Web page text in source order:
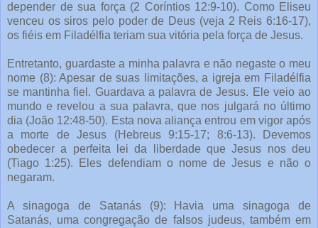
depender de sua força (2 Coríntios 12:9-10). Como Eliseu
venceu os siros pelo poder de Deus (veja 2 Reis 6:16-17),
os fiéis em Filadélfia teriam sua vitória pela força de Jesus.
Entretanto, guardaste a minha palavra e não negaste o meu
nome (8): Apesar de suas limitações, a igreja em Filadélfia
se mantinha fiel. Guardava a palavra de Jesus. Ele veio ao
mundo e revelou a sua palavra, que nos julgará no último
dia (João 12:48-50). Esta nova aliança entrou em vigor após
a morte de Jesus (Hebreus 9:15-17; 8:6-13). Devemos
obedecer a perfeita lei da liberdade que Jesus nos deu
(Tiago 1:25). Eles defendiam o nome de Jesus e não o
negaram.
A sinagoga de Satanás (9): Havia uma sinagoga de
Satanás, uma congregação de falsos judeus, também em